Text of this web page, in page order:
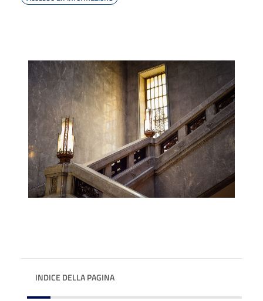
INDICE DELLA PAGINA